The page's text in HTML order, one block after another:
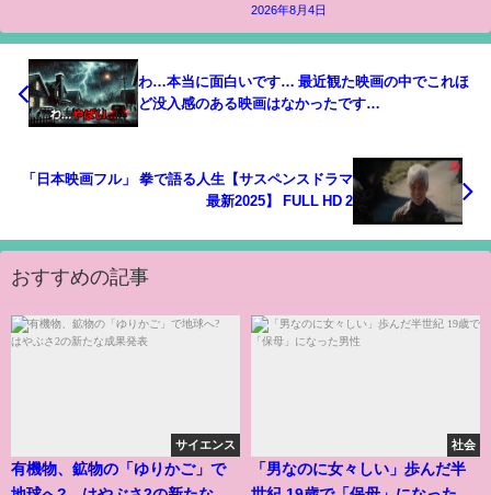
2026年8月4日
わ…本当に面白いです… 最近観た映画の中でこれほ
ど没入感のある映画はなかったです…
「日本映画フル」 拳で語る人生【サスペンスドラマ
最新2025】 FULL HD 2
おすすめの記事
サイエンス
有機物、鉱物の「ゆりかご」で
社会
「男なのに女々しい」歩んだ半